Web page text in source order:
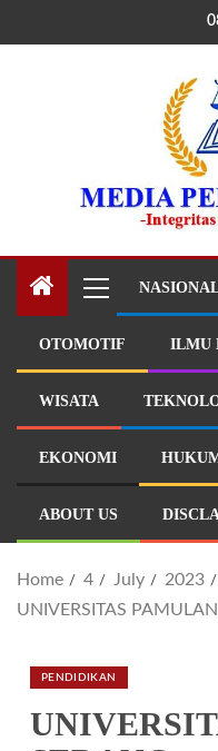
OTOMOTIF ILMU
WISATA
EKONOMI
ABOUT US
Home 4 July
2023
UNIVERSITAS
PENDIDIKAN